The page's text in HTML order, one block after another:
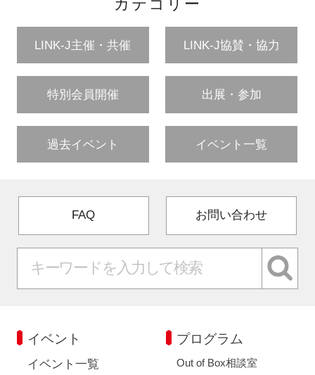
カテゴリー
LINK-J主催・共催 LINK-J協賛・協力
特別会員開催 出展・参加
過去イベント イベント一覧
FAQ お問い合わせ
イベント
イベント一覧
プログラム
Out of Box相談室